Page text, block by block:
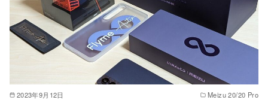
2023年9月12日 Meizu 20/20 Pro